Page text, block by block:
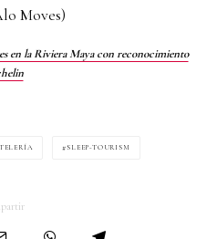
Moves)
en la Riviera Maya con reconocimiento
SLEEP-TOURISM